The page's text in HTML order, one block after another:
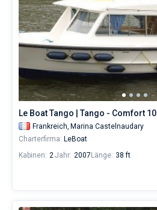
Le Boat Tango | Tango - Comfort 10
Frankreich, Marina Castelnaudary
Charterfirma: LeBoat
Kabinen: 2Jahr: 2007 Länge: 38 ft